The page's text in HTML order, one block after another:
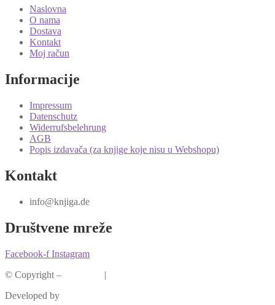
Naslovna
O nama
Dostava
Kontakt
Moj račun
Informacije
Impressum
Datenschutz
Widerrufsbelehrung
AGB
Popis izdavača (za knjige koje nisu u Webshopu)
Kontakt
info@knjiga.de
Društvene mreže
Facebook-f Instagram
© Copyright –
|
Developed by